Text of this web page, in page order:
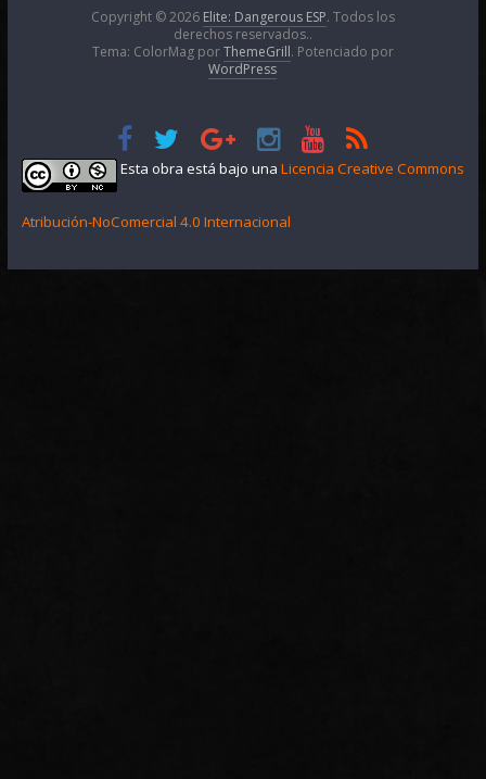
Copyright © 2026 Elite: Dangerous ESP. Todos los
derechos reservados..
Tema: ColorMag porThemeGrill. Potenciado por
WordPress
Esta obra está bajo una Licencia Creative Commons
Atribución-NoComercial 4.0 Internacional